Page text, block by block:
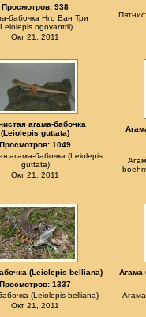
Просмотров: 938
бабочка Нго Ван Три
ngovantrii)
Окт 21, 2011
агама-бабочка
(Leiolepis guttata)
Просмотров: 1049
агама-бабочка (Leiolepis
guttata)
Окт 21, 2011
(Leiolepis belliana)
Просмотров: 1337
(Leiolepis belliana)
Окт 21, 2011